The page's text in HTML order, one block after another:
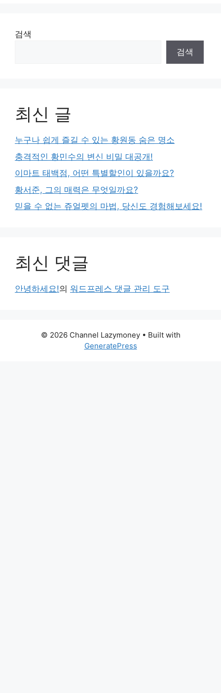
검색
검색
최신 글
누구나 쉽게 즐길 수 있는 황원동 숨은 명소
충격적인 황민수의 변신 비밀 대공개!
이마트 태백점, 어떤 특별할인이 있을까요?
황서준, 그의 매력은 무엇일까요?
믿을 수 없는 쥬얼펫의 마법, 당신도 경험해보세요!
최신 댓글
안녕하세요!의 워드프레스 댓글 관리 도구
© 2026 Channel Lazymoney• Built with
GeneratePress